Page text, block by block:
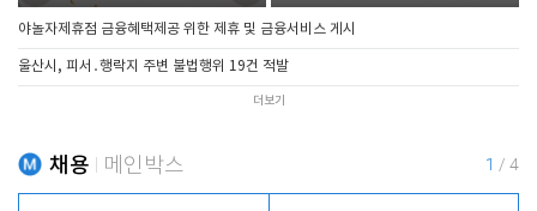
야놀자제휴점 금융혜택제공 위한 제휴 및 금융서비스 게시
울산시, 피서․행락지 주변 불법행위 19건 적발
더보기
채용 메인박스 1 / 4